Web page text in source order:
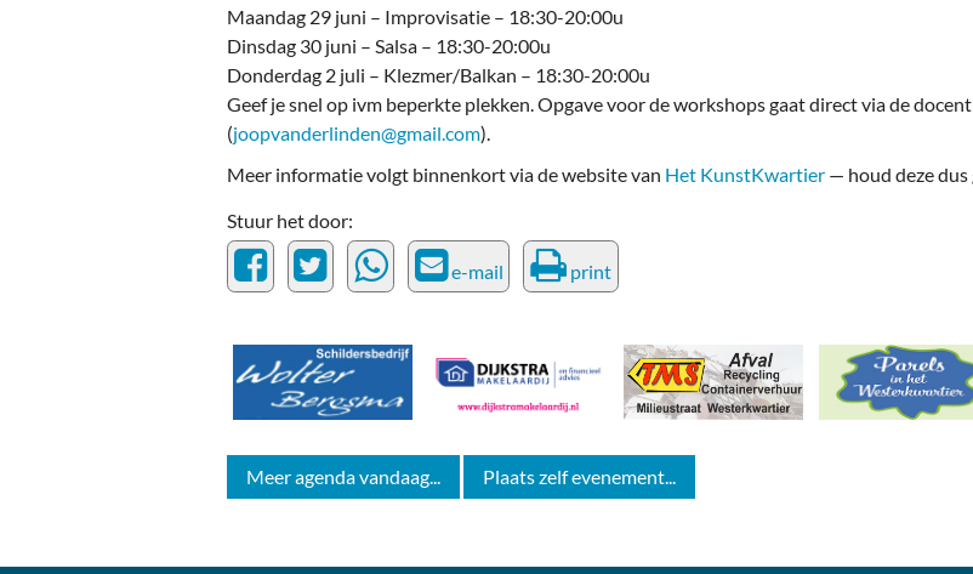
Maandag 29 juni – Improvisatie – 18:30-20:00u
Dinsdag 30 juni – Salsa – 18:30-20:00u
Donderdag 2 juli – Klezmer/Balkan – 18:30-20:00u
Geef je snel op ivm beperkte plekken. Opgave voor de workshops gaat direct via de
(joopvanderlinden@gmail.com).
Meer informatie volgt binnenkort via de website van Het KunstKwartier — houd deze dus
Stuur het door:
e-mail print
Meer agenda vandaag... Plaats zelf evenement...